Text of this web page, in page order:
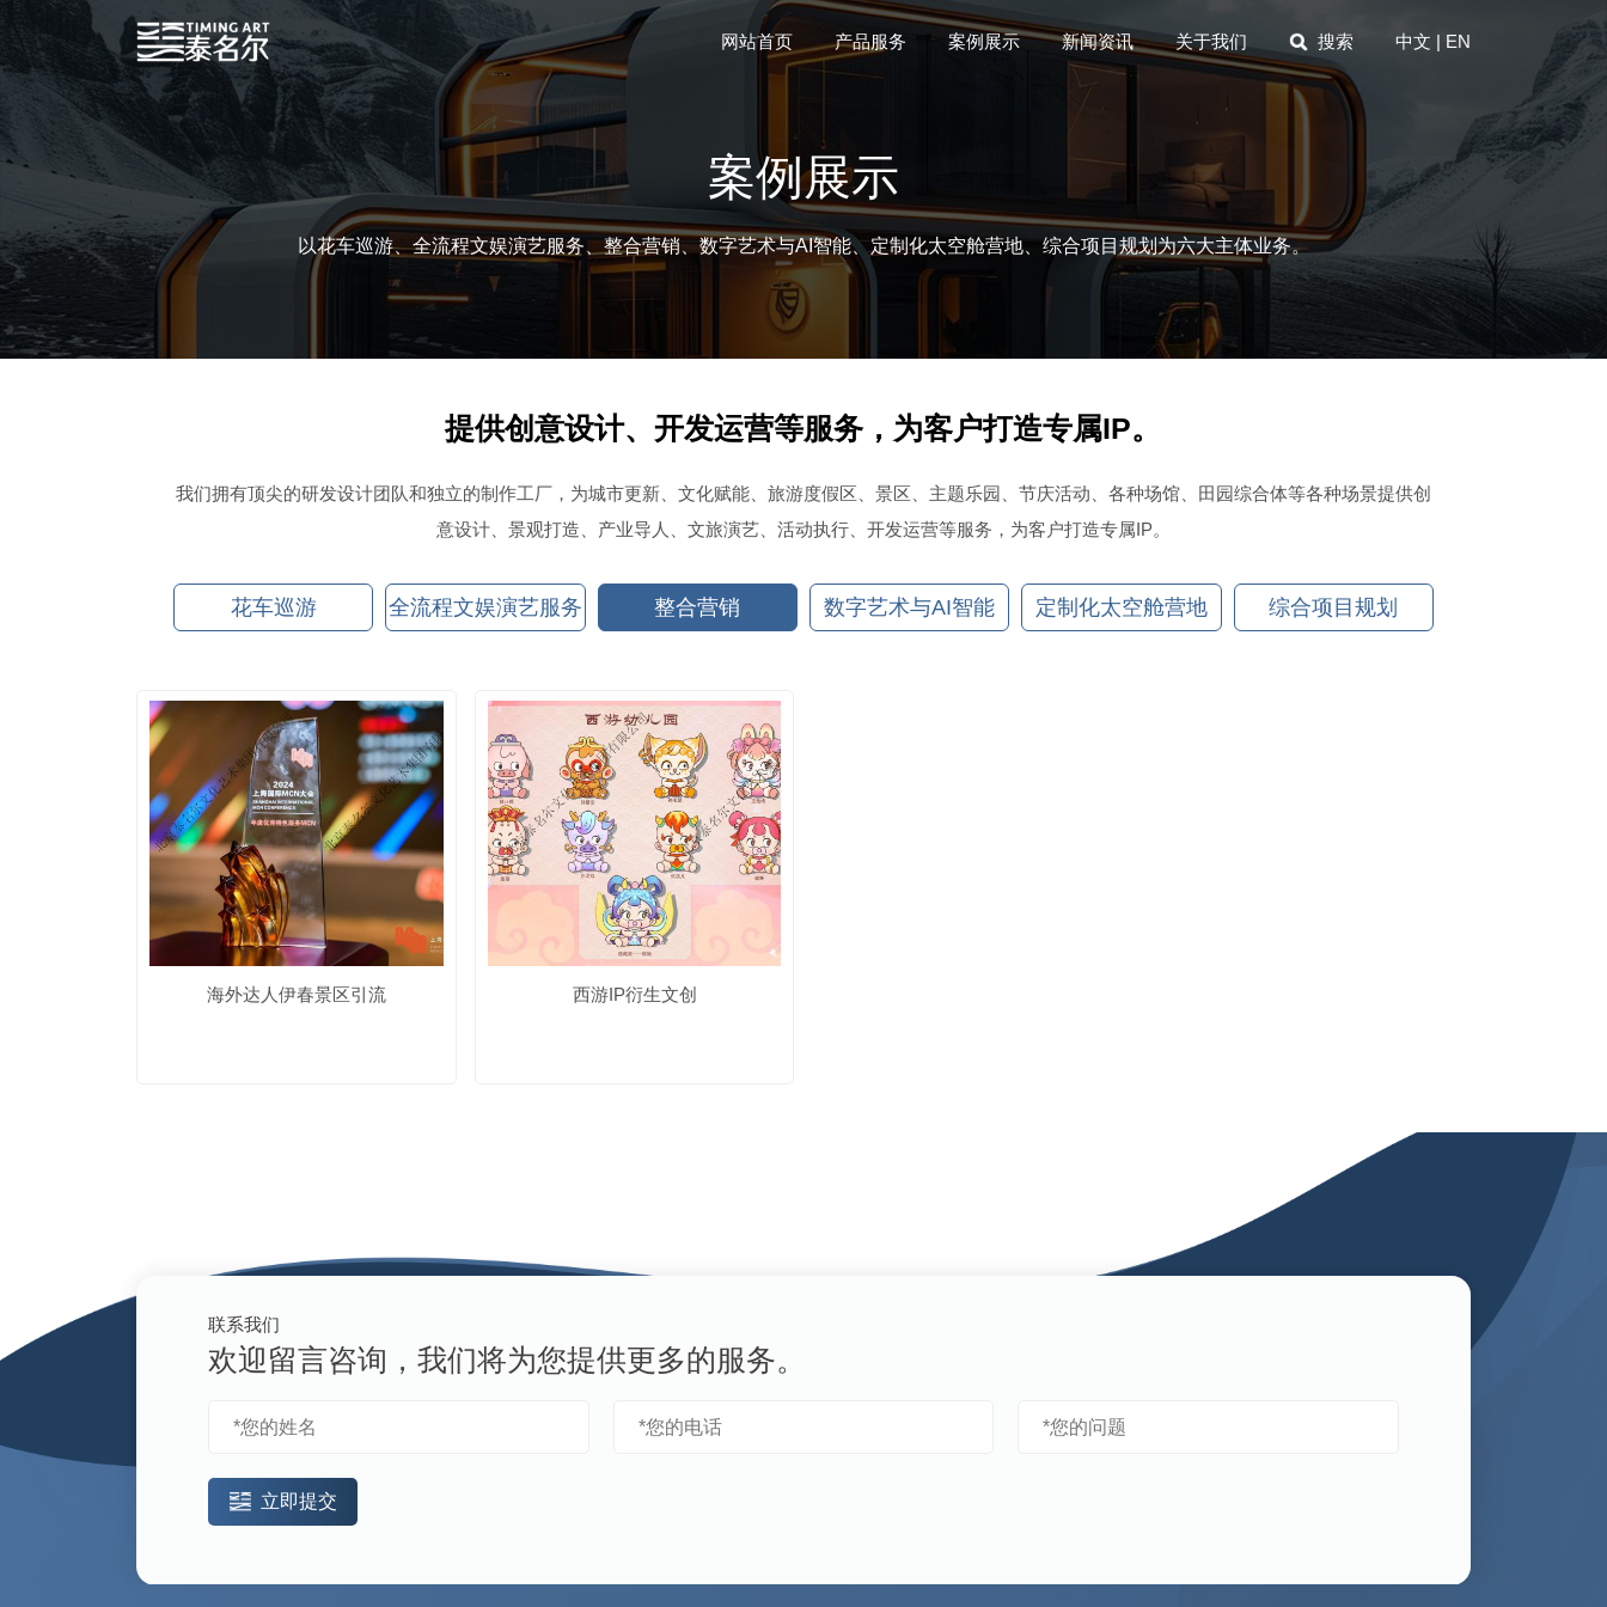
中文 | EN
搜索
网站首页 产品服务 案例展示 新闻资讯 关于我们
案例展示
以花车巡游、全流程文娱演艺服务、整合营销、数字艺术与AI智能、定制化太空舱营地、综合项目规划为六大主体业务。
提供创意设计、开发运营等服务，为客户打造专属IP。
我们拥有顶尖的研发设计团队和独立的制作工厂，为城市更新、文化赋能、旅游度假区、景区、主题乐园、节庆活动、各种场馆、田园综合体等各种场景提供创
意设计、景观打造、产业导人、文旅演艺、活动执行、开发运营等服务，为客户打造专属IP。
花车巡游 全流程文娱演艺服务 整合营销 数字艺术与AI智能 定制化太空舱营地 综合项目规划
海外达人伊春景区引流 西游IP衍生文创
联系我们
欢迎留言咨询，我们将为您提供更多的服务。
立即提交